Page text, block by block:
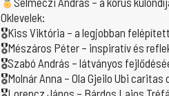
Oklevelek:
🎖Kiss Viktória – a legjobban
🎖Mészáros Péter – inspiratív és
🎖Szabó András – látványos
🎖Molnár Anna – Ola Gjeilo Ubi